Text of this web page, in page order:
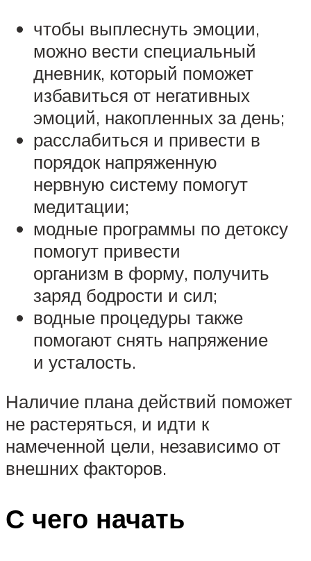
чтобы выплеснуть эмоции,
можно вести специальный
дневник, который поможет
избавиться от негативных
эмоций, накопленных за день;
расслабиться и привести в
порядок напряженную
нервную систему помогут
медитации;
модные программы по детоксу
помогут привести
организм в форму, получить
заряд бодрости и сил;
водные процедуры также
помогают снять напряжение
и усталость.
Наличие плана действий поможет
не растеряться, и идти к
намеченной цели, независимо от
внешних факторов.
С чего начать